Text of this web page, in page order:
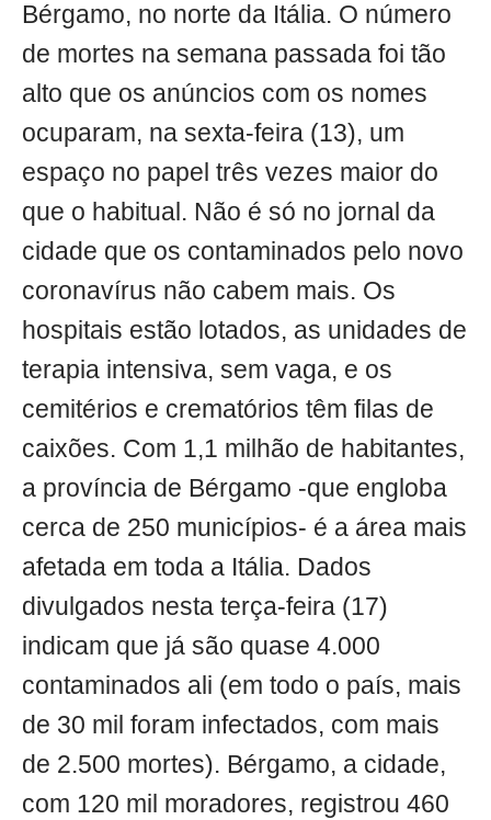
Bérgamo, no norte da Itália. O número
de mortes na semana passada foi tão
alto que os anúncios com os nomes
ocuparam, na sexta-feira (13), um
espaço no papel três vezes maior do
que o habitual. Não é só no jornal da
cidade que os contaminados pelo novo
coronavírus não cabem mais. Os
hospitais estão lotados, as unidades de
terapia intensiva, sem vaga, e os
cemitérios e crematórios têm filas de
caixões. Com 1,1 milhão de habitantes,
a província de Bérgamo -que engloba
cerca de 250 municípios- é a área mais
afetada em toda a Itália. Dados
divulgados nesta terça-feira (17)
indicam que já são quase 4.000
contaminados ali (em todo o país, mais
de 30 mil foram infectados, com mais
de 2.500 mortes). Bérgamo, a cidade,
com 120 mil moradores, registrou 460